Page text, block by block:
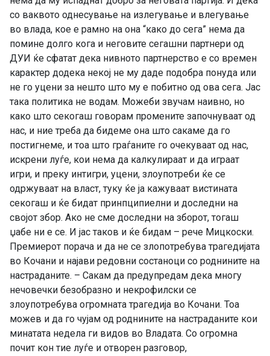
со ваквото однесување на излегување и влегување
во влада, кое е рамно на она “како до сега” нема да
помине долго кога и неговите сегашни партнери од
ДУИ ќе сфатат дека нивното партнерство е со времен
карактер додека некој не му даде подобра понуда или
не го уцени за нешто што му е побитно од ова сега. Јас
така политика не водам. Можеби звучам наивно, но
како што секогаш говорам промените започнуваат од
нас, и ние треба да бидеме она што сакаме да го
постигнеме, и тоа што граѓаните го очекуваат од нас,
искрени луѓе, кои нема да калкулираат и да играат
игри, и преку интигри, уцени, злоупотреби ќе се
одржуваат на власт, туку ќе ја кажуваат вистината
секогаш и ќе бидат принпципиелни и доследни на
својот збор. Ако не сме доследни на зборот, тогаш
џабе ни е се. И јас таков и ќе бидам – рече Мицкоски.
Премиерот порача и да не се злопотребува трагедијата
во Кочани и најави редовни состаноци со роднините на
настраданите. – Сакам да предупредам дека многу
нечовечки безобразно и некрофилски се
злоупотребува огромната трагедија во Кочани. Тоа
можев и да го чујам од роднините на настраданите кои
минатата недела ги видов во Владата. Со огромна
почит кон тие луѓе и отворен разговор,